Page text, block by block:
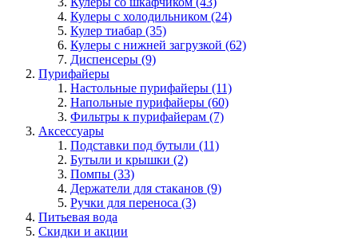
Кулеры с холодильником (24)
Кулер тиабар (35)
Кулеры с нижней загрузкой (62)
Диспенсеры (9)
Пурифайеры
Настольные пурифайеры (11)
Напольные пурифайеры (60)
Фильтры к пурифайерам (7)
Аксессуары
Подставки под бутыли (11)
Бутыли и крышки (2)
Помпы (33)
Держатели для стаканов (9)
Ручки для переноса (3)
Питьевая вода
Скидки и акции